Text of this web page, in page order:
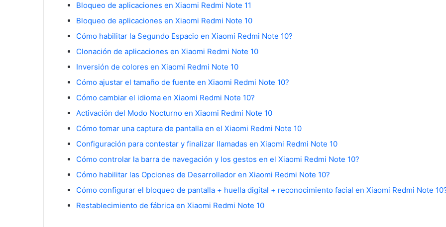
Bloqueo de aplicaciones en Xiaomi Redmi Note 11
Bloqueo de aplicaciones en Xiaomi Redmi Note 10
Cómo habilitar la Segundo Espacio en Xiaomi Redmi Note 10?
Clonación de aplicaciones en Xiaomi Redmi Note 10
Inversión de colores en Xiaomi Redmi Note 10
Cómo ajustar el tamaño de fuente en Xiaomi Redmi Note 10?
Cómo cambiar el idioma en Xiaomi Redmi Note 10?
Activación del Modo Nocturno en Xiaomi Redmi Note 10
Cómo tomar una captura de pantalla en el Xiaomi Redmi Note 10
Configuración para contestar y finalizar llamadas en Xiaomi Redmi Note 10
Cómo controlar la barra de navegación y los gestos en el Xiaomi Redmi Note 10?
Cómo habilitar las Opciones de Desarrollador en Xiaomi Redmi Note 10?
Cómo configurar el bloqueo de pantalla + huella digital + reconocimiento facial en Xiaomi Redmi Note
Restablecimiento de fábrica en Xiaomi Redmi Note 10